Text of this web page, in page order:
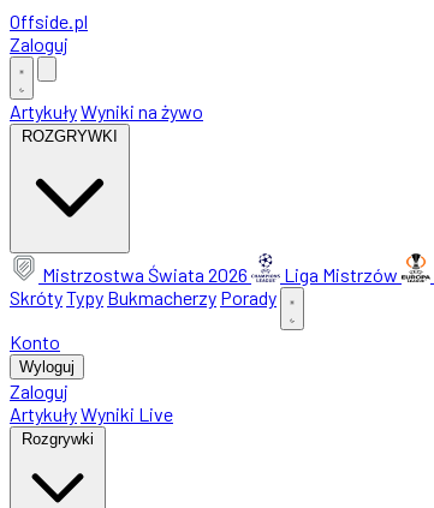
Offside.pl
Zaloguj
ArtykułyWyniki na żywo
ROZGRYWKI
Mistrzostwa Świata 2026 Liga Mistrzów
SkrótyTypy Bukmacherzy Porady
Konto
Wyloguj
Zaloguj
ArtykułyWyniki Live
Rozgrywki